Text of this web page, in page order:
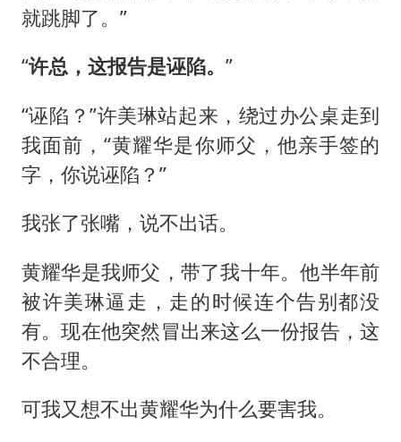
就跳脚了。”
“许总，这报告是诬陷。 ”
“诬陷？”许美琳站起来，绕过办公桌走到
我面前，“黄耀华是你师父，他亲手签的
字，你说诬陷？”
我张了张嘴，说不出话。
黄耀华是我师父，带了我十年。他半年前
被许美琳逼走，走的时候连个告别都没
有。现在他突然冒出来这么一份报告，这
不合理。
可我又想不出黄耀华为什么要害我。